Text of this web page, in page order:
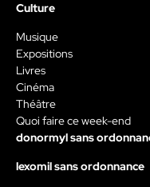
Culture
Musique
Expositions
Livres
Cinéma
Théâtre
Quoi faire ce week-end
donormyl sans
lexomil sans ordonnance